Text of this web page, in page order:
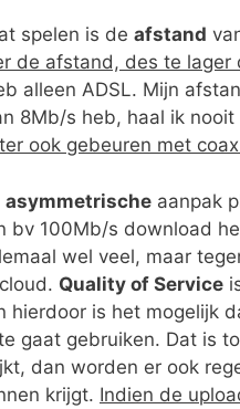
spelen is de afstand
de afstand, des te lager
alleen ADSL. Mijn
8Mb/s heb, haal ik
ook gebeuren met
asymmetrische aanpak
bv 100Mb/s download
wel veel, maar
Quality of Service
hierdoor is het mogelijk
gaat gebruiken. Dat is
dan worden er ook
krijgt. Indien de